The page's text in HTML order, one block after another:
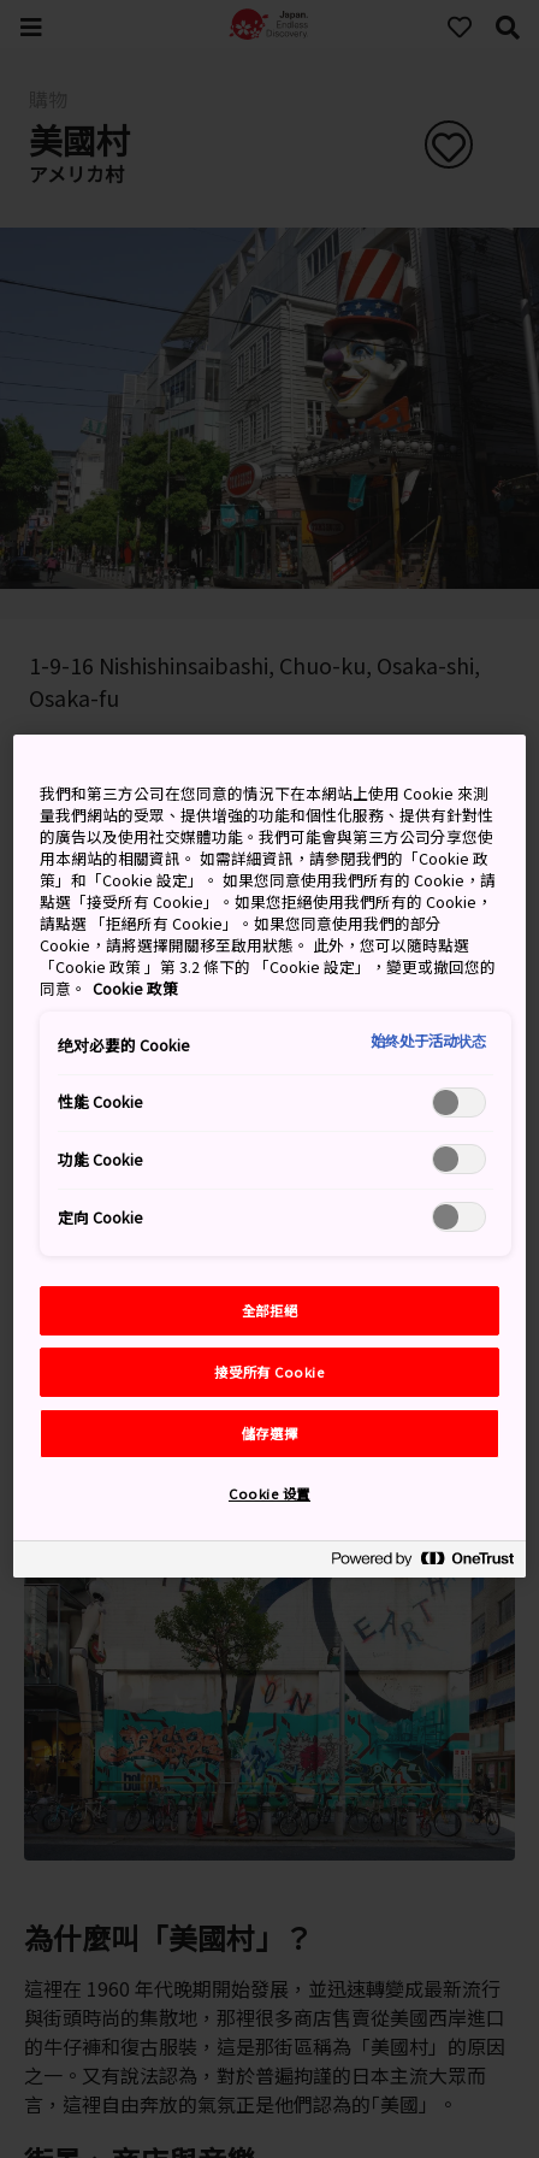
美國村
アメリカ村
1-9-16 Nishishinsaibashi, Chuo-ku, Osaka-shi,
Osaka-fu
取得轉乘資訊
關鍵字 地圖
在大阪，街頭服飾和第三波咖啡
場音樂和一嚐街頭美食的好去處
在大阪的美國村會看到大阪最酷的青少年。可前往此區中
央的三角公園親自看一看聚在一起的嘻哈音樂迷、龐克
族、滑板玩家以及哥德式裝扮的人。下午，此處是選購服
裝與唱片的最佳地點；夜晚時分，則變身為欣賞現場音樂
及夜店狂歡之地。
交通方式
乘搭地鐵到達美國村。
美國村位於地鐵御堂筋線的御堂筋站，與地鐵四橋線的四
橋站之間。從御堂筋站直接往西走，或從四橋站往東走，
為什麼叫「美國村」？
這裡在 1960 年代晚期開始發展，並迅速轉變成最新流行
與街頭時尚的集散地，那裡很多商店售賣從美國西岸進口
的牛仔褲和復古服裝，這是那街區稱為「美國村」的原因
之一。又有說法認為，對於普遍拘謹的日本主流大眾而
言，這裡自由奔放的氣氛正是他們認為的｢美國」。
我們和第三方公司在您同意的情況下在本網站上使用 Cookie 來測
量我們網站的受眾、提供增強的功能和個性化服務、提供有針對性
的廣告以及使用社交媒體功能。我們可能會與第三方公司分享您使
用本網站的相關資訊。 如需詳細資訊，請參閱我們的「Cookie 政
策」和「Cookie 設定」。 如果您同意使用我們所有的 Cookie，請
點選「接受所有 Cookie」。如果您拒絕使用我們所有的 Cookie，
請點選 「拒絕所有 Cookie」。如果您同意使用我們的部分
Cookie，請將選擇開關移至啟用狀態。 此外，您可以隨時點選
「Cookie 政策 」第 3.2 條下的 「Cookie 設定」，變更或撤回您的
同意。 Cookie 政策
绝对必要的 Cookie 始终处于活动状态
性能 Cookie
功能 Cookie
定向 Cookie
全部拒絕
接受所有 Cookie
儲存選擇
Cookie 设置